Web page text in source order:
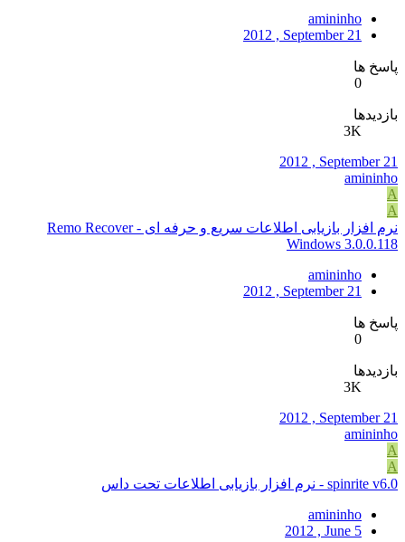
amininho
2012 , September 21
پاسخ ها
0
بازدیدها
3K
2012 , September 21
amininho
A
A
نرم افزار بازیابی اطلاعات سریع و حرفه ای - Remo Recover
Windows 3.0.0.118
amininho
2012 , September 21
پاسخ ها
0
بازدیدها
3K
2012 , September 21
amininho
A
A
spinrite v6.0 - نرم افزار بازیابی اطلاعات تحت داس
amininho
2012 , June 5